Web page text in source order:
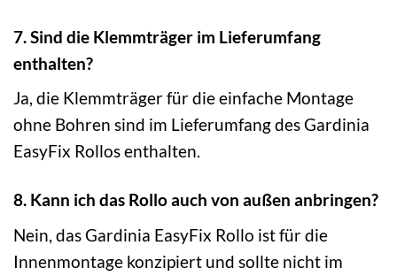
7. Sind die Klemmträger im Lieferumfang
enthalten?
Ja, die Klemmträger für die einfache Montage
ohne Bohren sind im Lieferumfang des Gardinia
EasyFix Rollos enthalten.
8. Kann ich das Rollo auch von außen anbringen?
Nein, das Gardinia EasyFix Rollo ist für die
Innenmontage konzipiert und sollte nicht im